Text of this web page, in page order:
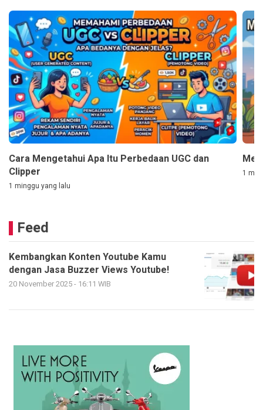
Cara Mengetahui Apa Itu Perbedaan UGC dan
Clipper
1 minggu yang lalu
1
Feed
Kembangkan Konten Youtube Kamu
dengan Jasa Buzzer Views Youtube!
20 November 2025 - 16:11 WIB